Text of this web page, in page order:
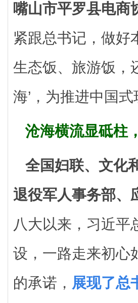
嘴山市平罗县电商
紧跟总书记，做好
生态饭、旅游饭，
海’，为推进中国
沧海横流显砥柱
全国妇联、文化
退役军人事务部、
八大以来，习近平
设，一路走来初心
的承诺， 展现了总